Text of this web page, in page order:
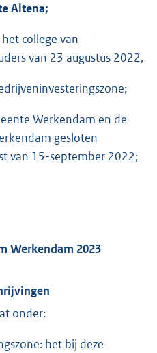
Altena;
college van
van 23 augustus 2022,
Werkendam en de
gesloten
van 15-september 2022;
Werkendam 2023
onder:
het bij deze